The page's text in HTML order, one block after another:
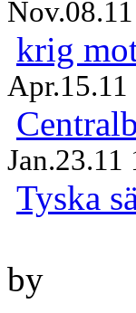
krig
Jan.23.11
Tyska
by